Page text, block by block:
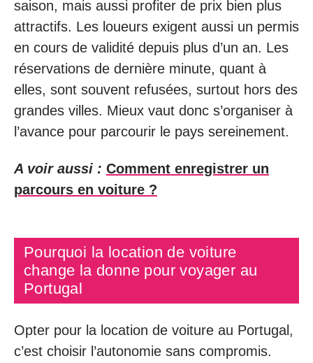
saison, mais aussi profiter de prix bien plus
attractifs. Les loueurs exigent aussi un permis
en cours de validité depuis plus d’un an. Les
réservations de dernière minute, quant à
elles, sont souvent refusées, surtout hors des
grandes villes. Mieux vaut donc s’organiser à
l’avance pour parcourir le pays sereinement.
A voir aussi : Comment enregistrer un
parcours en voiture ?
Pourquoi la location de voiture
change la donne pour voyager au
Portugal
Opter pour la location de voiture au Portugal,
c’est choisir l’autonomie sans compromis.